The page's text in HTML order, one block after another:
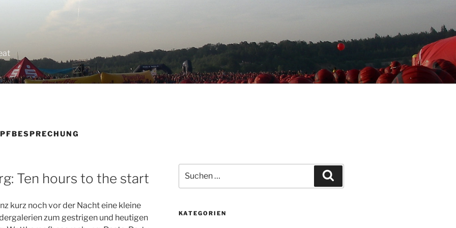
Ten hours to the start
kurz noch vor der Nacht eine kleine
zum gestrigen und heutigen
nach:
KATEGORIEN